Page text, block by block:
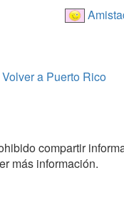
Volver a Puerto Rico
compartir
más información.